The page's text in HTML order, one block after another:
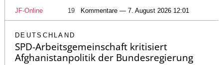
JF-Online 19 Kommentare — 7. August 2026 12:01
DEUTSCHLAND
SPD-Arbeitsgemeinschaft kritisiert
Afghanistanpolitik der Bundesregierung